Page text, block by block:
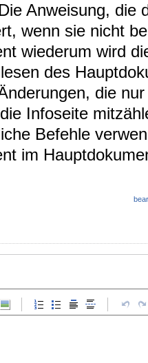
Anweisung, die
wenn sie nicht
wiederum wird
des
die
Infoseite
Befehle
im